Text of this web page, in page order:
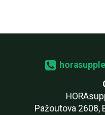
Pažoutova 2608,